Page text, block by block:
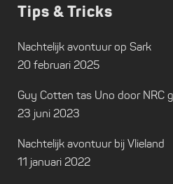
Tips & Tricks
Nachtelijk avontuur op Sark
20 februari 2025
Guy Cotten tas Uno door NRC
23 juni 2023
Nachtelijk avontuur bij Vlieland
11 januari 2022